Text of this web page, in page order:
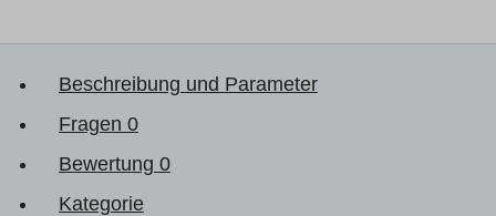
Beschreibung und Parameter
Fragen 0
Bewertung 0
Kategorie